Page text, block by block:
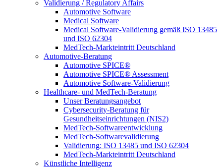
Validierung / Regulatory Affairs
Automotive Software
Medical Software
Medical Software-Validierung gemäß ISO 13485
und ISO 62304
MedTech-Markteintritt Deutschland
Automotive-Beratung
Automotive SPICE®
Automotive SPICE® Assessment
Automotive Software-Validierung
Healthcare- und MedTech-Beratung
Unser Beratungsangebot
Cybersecurity-Beratung für
Gesundheitseinrichtungen (NIS2)
MedTech-Softwareentwicklung
MedTech-Softwarevalidierung
Validierung: ISO 13485 und ISO 62304
MedTech-Markteintritt Deutschland
Künstliche Intelligenz